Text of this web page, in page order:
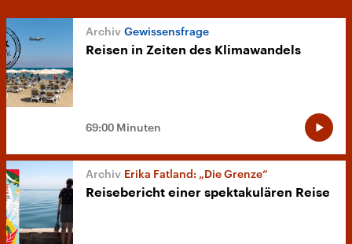
Gewissensfrage
Reisen in Zeiten des Klimawandels
69:00 Minuten
Erika Fatland: „Die Grenze“
Reisebericht einer spektakulären Reise